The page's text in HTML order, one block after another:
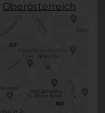
Ober­österreich